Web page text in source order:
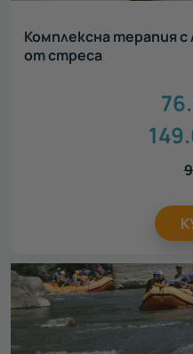
Комплексна терапия с
от стреса